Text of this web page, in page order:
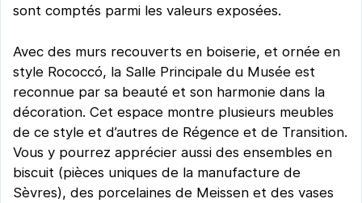
sont comptés parmi les valeurs exposées.
Avec des murs recouverts en boiserie, et ornée en
style Rococcó, la Salle Principale du Musée est
reconnue par sa beauté et son harmonie dans la
décoration. Cet espace montre plusieurs meubles
de ce style et d’autres de Régence et de Transition.
Vous y pourrez apprécier aussi des ensembles en
biscuit (pièces uniques de la manufacture de
Sèvres), des porcelaines de Meissen et des vases